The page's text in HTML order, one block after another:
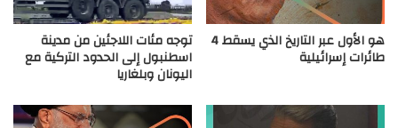
هو الأول عبر التاريخ الذي يسقط 4
طائرات إسرائيلية
توجه مئات اللاجئين من مدينة
اسطنبول إلى الحدود التركية مع
اليونان وبلغاريا